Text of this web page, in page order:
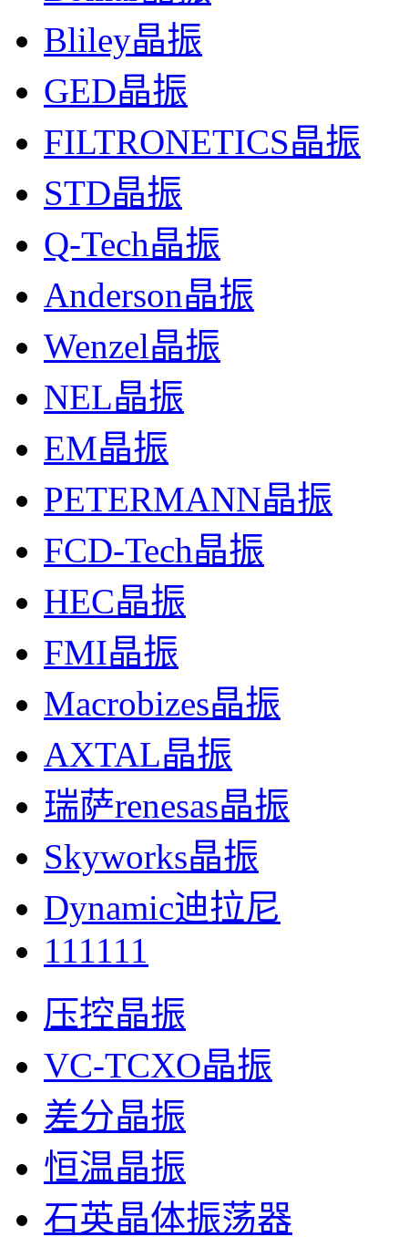
Bliley晶振
GED晶振
FILTRONETICS晶振
STD晶振
Q-Tech晶振
Anderson晶振
Wenzel晶振
NEL晶振
EM晶振
PETERMANN晶振
FCD-Tech晶振
HEC晶振
FMI晶振
Macrobizes晶振
AXTAL晶振
瑞萨renesas晶振
Skyworks晶振
Dynamic迪拉尼
111111
压控晶振
VC-TCXO晶振
差分晶振
恒温晶振
石英晶体振荡器